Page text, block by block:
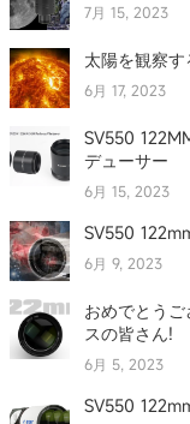
7月 15, 2023
太陽を観察
6月 17, 2023
SV550
デューサー
6月 15, 2023
SV550
6月 9, 2023
おめでとう
スの皆さん!
6月 5, 2023
SV550